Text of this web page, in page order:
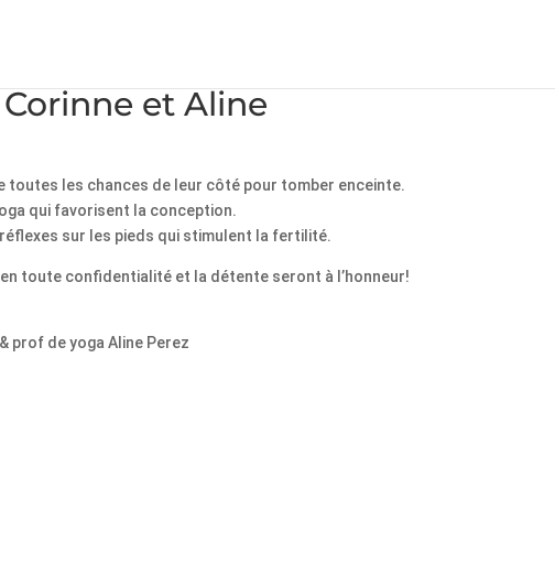
et Aline
les chances de leur côté pour tomber enceinte.
qui favorisent la conception.
sur les pieds qui stimulent la fertilité.
toute confidentialité et la détente seront à l’honneur!
prof de yoga Aline Perez